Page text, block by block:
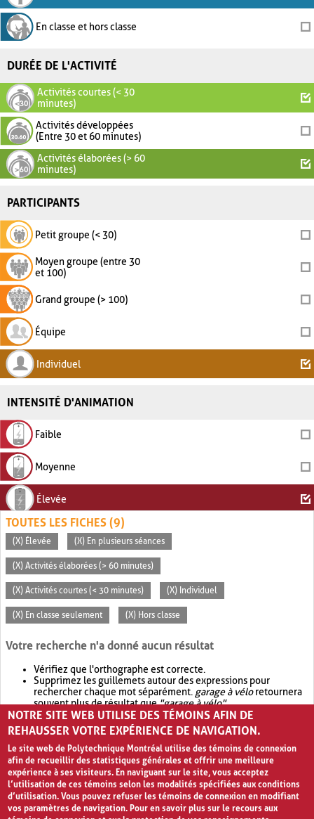
En classe et hors classe
DURÉE DE L'ACTIVITÉ
Activités courtes (< 30
minutes)
Activités développées
(Entre 30 et 60 minutes)
Activités élaborées (> 60
minutes)
PARTICIPANTS
Petit groupe (< 30)
Moyen groupe (entre 30
et 100)
Grand groupe (> 100)
Équipe
Individuel
INTENSITÉ D'ANIMATION
Faible
Moyenne
Élevée
TOUTES LES FICHES (9)
(X) Élevée (X) En plusieurs séances
(X) Activités élaborées (> 60 minutes)
(X) Activités courtes (< 30 minutes) (X) Individuel
(X) En classe seulement (X) Hors classe
Votre recherche n'a donné aucun résultat
Vérifiez que l'orthographe est correcte.
Supprimez les guillemets autour des expressions pour
rechercher chaque mot séparément. garage à véloretournera
souvent plus de résultat que"garage à vélo".
Envisagez d'élargir votre recherche avec OR.garage OR vélo
retournera souvent plus de résultat quegarage à vélo
NOTRE SITE WEB UTILISE DES TÉMOINS AFIN DE
REHAUSSER VOTRE EXPÉRIENCE DE NAVIGATION.
Le site web de Polytechnique Montréal utilise des témoins de connexion
afin de recueillir des statistiques générales et offrir une meilleure
expérience à ses visiteurs. En naviguant sur le site, vous acceptez
l’utilisation de ces témoins selon les modalités spécifiées aux conditions
d’utilisation. Vous pouvez refuser les témoins de connexion en modifiant
vos paramètres de navigation. Pour en savoir plus sur le recours aux